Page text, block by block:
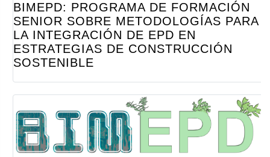
BIMEPD: PROGRAMA DE FORMACIÓN
SENIOR SOBRE METODOLOGÍAS PARA
LA INTEGRACIÓN DE EPD EN
ESTRATEGIAS DE CONSTRUCCIÓN
SOSTENIBLE